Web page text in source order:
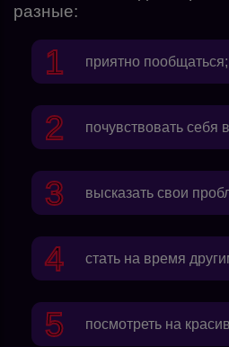
разные:
приятно пообщаться;
почувствовать себя
высказать свои
стать на время
посмотреть на